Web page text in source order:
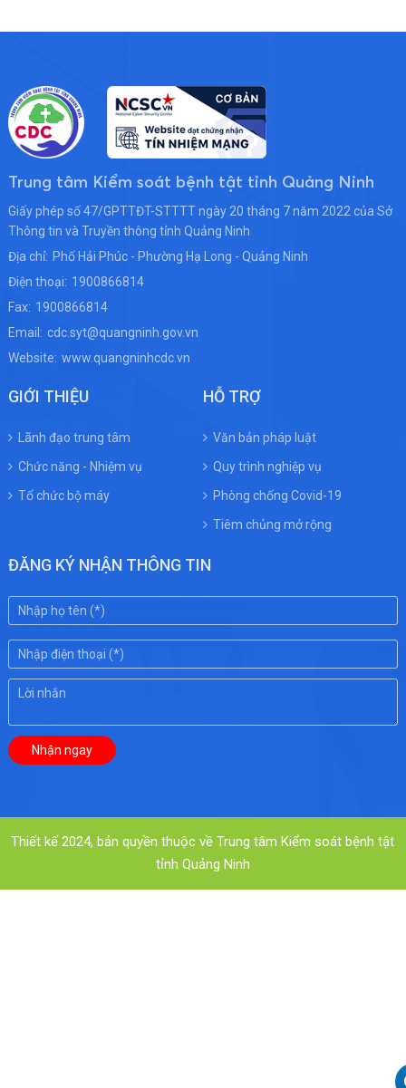
Trung tâm Kiểm soát bệnh tật tỉnh Quảng Ninh
Giấy phép số 47/GPTTĐT-STTTT ngày 20 tháng 7 năm 2022 của Sở
Thông tin và Truyền thông tỉnh Quảng Ninh
Địa chỉ: Phố Hải Phúc - Phường Hạ Long - Quảng Ninh
Điện thoại: 1900866814
Fax: 1900866814
Email: cdc.syt@quangninh.gov.vn
Website: www.quangninhcdc.vn
GIỚI THIỆU
Lãnh đạo trung tâm
Chức năng - Nhiệm vụ
Tổ chức bộ máy
HỖ TRỢ
Văn bản pháp luật
Quy trình nghiệp vụ
Phòng chống Covid-19
Tiêm chủng mở rộng
ĐĂNG KÝ NHẬN THÔNG TIN
Thiết kế 2024, bản quyền thuộc về Trung tâm Kiểm soát bệnh tật
tỉnh Quảng Ninh